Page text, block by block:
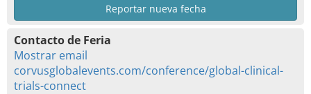
Reportar nueva fecha
Contacto de Feria
Mostrar email
corvusglobalevents.com/conference/global-clinical-
trials-connect